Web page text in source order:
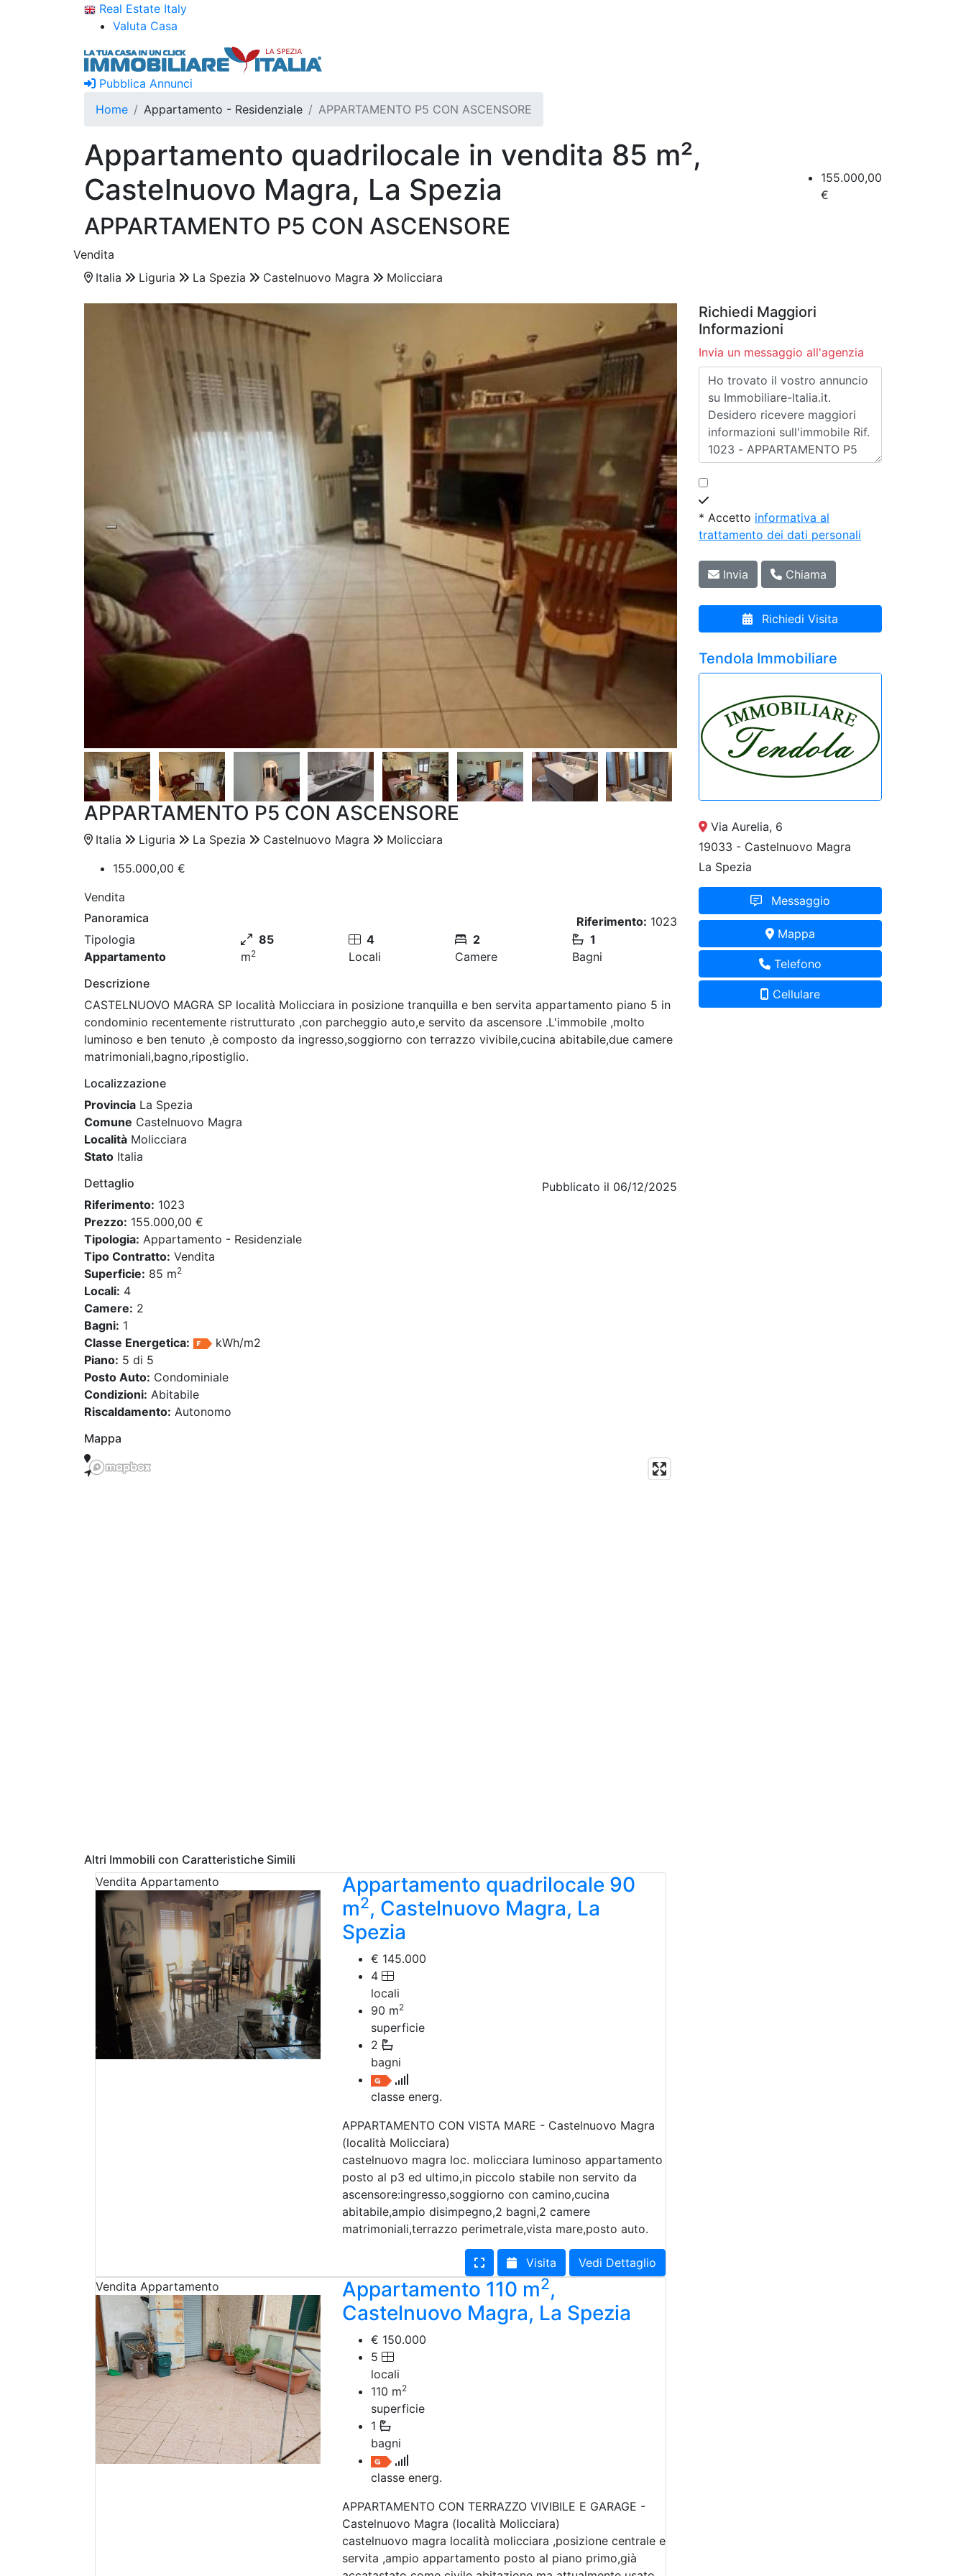
Real Estate Italy
Valuta Casa
Pubblica Annunci
Home
Appartamento - Residenziale APPARTAMENTO P5 CON ASCENSORE
Appartamento quadrilocale in vendita 85 m²,
Castelnuovo Magra, La Spezia
APPARTAMENTO P5 CON ASCENSORE
155.000,00
€
Vendita
Italia
Liguria La Spezia Castelnuovo Magra Molicciara
APPARTAMENTO P5 CON ASCENSORE
Italia Liguria La Spezia Castelnuovo Magra
Molicciara
155.000,00 €
Vendita
Panoramica
Riferimento: 1023
Tipologia
Appartamento
85
m2
4
Locali
2
Camere
1
Bagni
Descrizione
CASTELNUOVO MAGRA SP località Molicciara in posizione tranquilla e ben servita appartamento piano 5 in
condominio recentemente ristrutturato ,con parcheggio auto,e servito da ascensore .L'immobile ,molto
luminoso e ben tenuto ,è composto da ingresso,soggiorno con terrazzo vivibile,cucina abitabile,due camere
matrimoniali,bagno,ripostiglio.
Localizzazione
Provincia La Spezia
Comune Castelnuovo Magra
Località Molicciara
Stato Italia
Dettaglio
Pubblicato il 06/12/2025
Riferimento: 1023
Prezzo: 155.000,00 €
Tipologia: Appartamento - Residenziale
Tipo Contratto: Vendita
Superficie: 85 m2
Locali: 4
Camere: 2
Bagni: 1
Classe Energetica:
kWh/m2
Piano: 5 di 5
Posto Auto: Condominiale
Condizioni: Abitabile
Riscaldamento: Autonomo
Mappa
Altri Immobili con Caratteristiche Simili
Vendita Appartamento
Appartamento quadrilocale 90
m2, Castelnuovo Magra, La
Spezia
€ 145.000
4
locali
90 m2
superficie
2
bagni
classe energ.
APPARTAMENTO CON VISTA MARE - Castelnuovo Magra
(località Molicciara)
castelnuovo magra loc. molicciara luminoso appartamento
posto al p3 ed ultimo,in piccolo stabile non servito da
ascensore:ingresso,soggiorno con camino,cucina
abitabile,ampio disimpegno,2 bagni,2 camere
matrimoniali,terrazzo perimetrale,vista mare,posto auto.
Visita
Vedi Dettaglio
Vendita Appartamento Appartamento 110 m2,
Castelnuovo Magra, La Spezia
€ 150.000
5
locali
110 m2
superficie
1
bagni
classe energ.
APPARTAMENTO CON TERRAZZO VIVIBILE E GARAGE -
Castelnuovo Magra (località Molicciara)
castelnuovo magra località molicciara ,posizione centrale e
servita ,ampio appartamento posto al piano primo,già
Richiedi Maggiori
Informazioni
Invia un messaggio all'agenzia
* Accetto informativa al
trattamento dei dati personali
Invia Chiama
Richiedi Visita
Tendola Immobiliare
Via Aurelia, 6
19033 - Castelnuovo Magra
La Spezia
Messaggio
Mappa
Telefono
Cellulare